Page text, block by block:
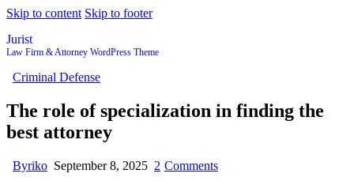
Skip to content Skip to footer
Jurist
Law Firm & Attorney WordPress Theme
Criminal Defense
The role of specialization in finding the
best attorney
Byriko September 8, 2025 2 Comments